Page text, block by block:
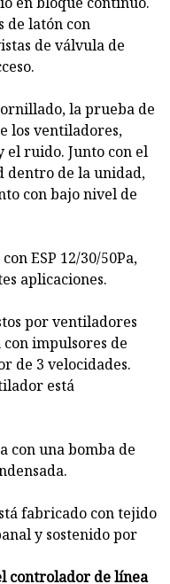
de latón con
de válvula de
la prueba de
los ventiladores,
ruido. Junto con el
dentro de la unidad,
con bajo nivel de
ESP 12/30/50Pa,
aplicaciones.
por ventiladores
impulsores de
de 3 velocidades.
está
con una bomba de
fabricado con tejido
y sostenido por
controlador de línea